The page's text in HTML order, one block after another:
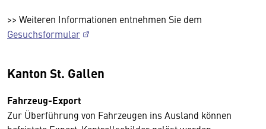
>> Weiteren Informationen entnehmen Sie dem
Gesuchsformular
Kanton St. Gallen
Fahrzeug-Export
Zur Überführung von Fahrzeugen ins Ausland können